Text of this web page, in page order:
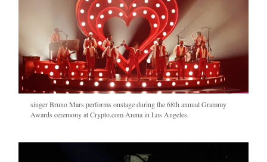
singer Bruno Mars performs onstage during the 68th annual Grammy
Awards ceremony at Crypto.com Arena in Los Angeles.